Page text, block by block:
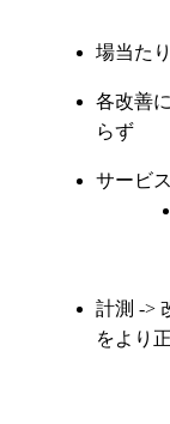
場当た
各改善
らず
サービ
計測 ->
をより